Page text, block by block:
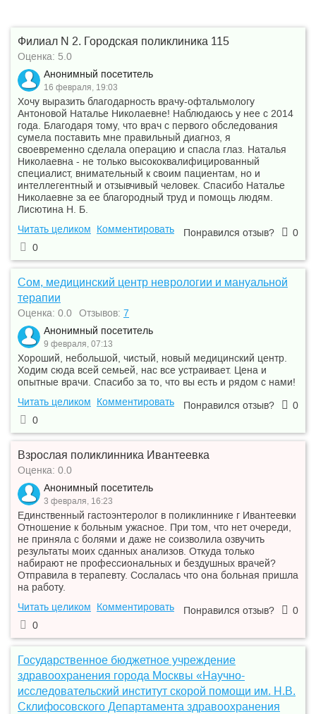
Филиал N 2. Городская поликлиника 115
Оценка: 5.0
Анонимный посетитель
16 февраля, 19:03
Хочу выразить благодарность врачу-офтальмологу
Антоновой Наталье Николаевне! Наблюдаюсь у нее с 2014
года. Благодаря тому, что врач с первого обследования
сумела поставить мне правильный диагноз, я
своевременно сделала операцию и спасла глаз. Наталья
Николаевна - не только высококвалифицированный
специалист, внимательный к своим пациентам, но и
интеллегентный и отзывчивый человек. Спасибо Наталье
Николаевне за ее благородный труд и помощь людям.
Лисютина Н. Б.
Читать целиком
Комментировать Понравился отзыв?
0
0
Сом, медицинский центр неврологии и мануальной
терапии
Оценка: 0.0 Отзывов: 7
Анонимный посетитель
9 февраля, 07:13
Хороший, небольшой, чистый, новый медицинский центр.
Ходим сюда всей семьей, нас все устраивает. Цена и
опытные врачи. Спасибо за то, что вы есть и рядом с нами!
Читать целиком
Комментировать Понравился отзыв?
0
0
Взрослая поликлинника Ивантеевка
Оценка: 0.0
Анонимный посетитель
3 февраля, 16:23
Единственный гастоэнтеролог в поликлиннике г Ивантеевки
Отношение к больным ужасное. При том, что нет очереди,
не приняла с болями и даже не соизволила озвучить
результаты моих сданных анализов. Откуда только
набирают не профессиональных и бездушных врачей?
Отправила в терапевту. Сослалась что она больная пришла
на работу.
Читать целиком
Комментировать Понравился отзыв?
0
0
Государственное бюджетное учреждение
здравоохранения города Москвы «Научно-
исследовательский институт скорой помощи им. Н.В.
Склифосовского Департамента здравоохранения